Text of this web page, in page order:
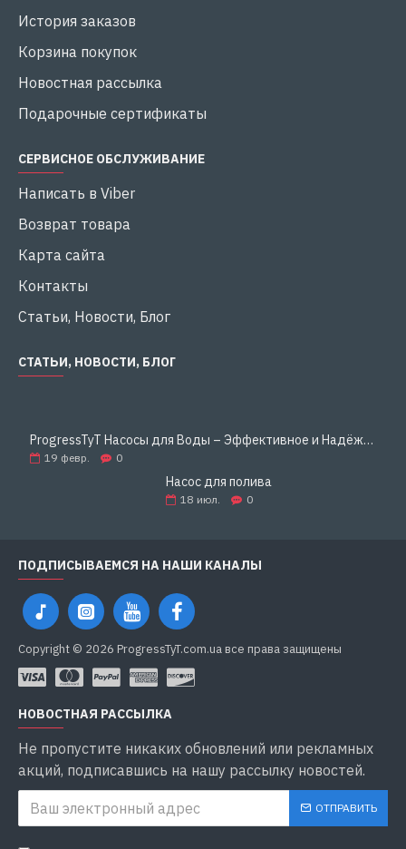
История заказов
Корзина покупок
Новостная рассылка
Подарочные сертификаты
СЕРВИСНОЕ ОБСЛУЖИВАНИЕ
Написать в Viber
Возврат товара
Карта сайта
Контакты
Статьи, Новости, Блог
СТАТЬИ, НОВОСТИ, БЛОГ
ProgressTyT Насосы для Воды – Эффективное и Надёжное Решение для Дома и Бизнеса
19 февр. 0
Насос для полива
18 июл. 0
ПОДПИСЫВАЕМСЯ НА НАШИ КАНАЛЫ
Copyright © 2026 ProgressTyT.com.ua все права защищены
НОВОСТНАЯ РАССЫЛКА
Не пропустите никаких обновлений или рекламных
акций, подписавшись на нашу рассылку новостей.
ОТПРАВИТЬ